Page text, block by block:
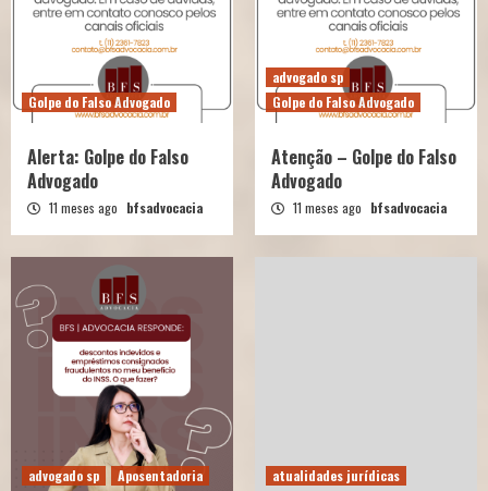
Golpe do Falso Advogado
Alerta: Golpe do Falso
Advogado
11 meses ago bfsadvocacia
advogado sp
Golpe do Falso Advogado
Atenção – Golpe do Falso
Advogado
11 meses ago bfsadvocacia
advogado sp Aposentadoria atualidades jurídicas